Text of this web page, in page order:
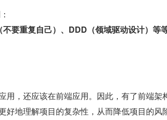
要重复自己）、DDD（领域驱动设计）等等
，还应该在前端应用。因此，有了前端架
地理解项目的复杂性，从而降低项目的风险